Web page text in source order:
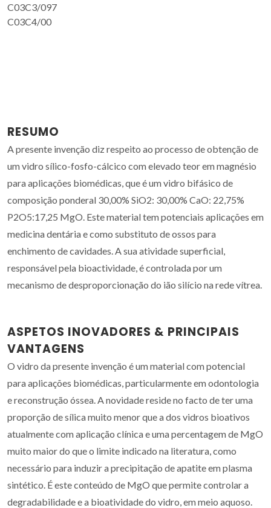
C03C3/097
C03C4/00
RESUMO
A presente invenção diz respeito ao processo de obtenção de
um vidro sílico-fosfo-cálcico com elevado teor em magnésio
para aplicações biomédicas, que é um vidro bifásico de
composição ponderal 30,00% SiO2: 30,00% CaO: 22,75%
P2O5:17,25 MgO. Este material tem potenciais aplicações em
medicina dentária e como substituto de ossos para
enchimento de cavidades. A sua atividade superficial,
responsável pela bioactividade, é controlada por um
mecanismo de desproporcionação do ião silício na rede vítrea.
ASPETOS INOVADORES & PRINCIPAIS
VANTAGENS
O vidro da presente invenção é um material com potencial
para aplicações biomédicas, particularmente em odontologia
e reconstrução óssea. A novidade reside no facto de ter uma
proporção de sílica muito menor que a dos vidros bioativos
atualmente com aplicação clínica e uma percentagem de MgO
muito maior do que o limite indicado na literatura, como
necessário para induzir a precipitação de apatite em plasma
sintético. É este conteúdo de MgO que permite controlar a
degradabilidade e a bioatividade do vidro, em meio aquoso.